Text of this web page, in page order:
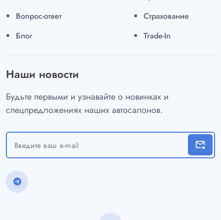
Вопрос-ответ
Блог
Страхование
Trade-In
Наши новости
Будьте первыми и узнавайте о новинках и
спецпредложениях наших автосалонов.
forward_to_inbox